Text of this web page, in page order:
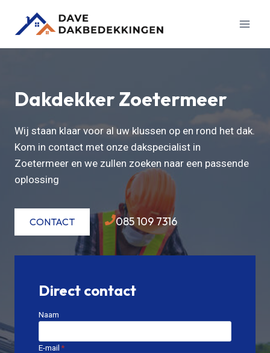
Dakdekker Zoetermeer
Wij staan klaar voor al uw klussen op en rond het dak.
Kom in contact met onze dakspecialist in
Zoetermeer en we zullen zoeken naar een passende
oplossing
CONTACT 085 109 7316
Direct contact
Naam
E-mail*